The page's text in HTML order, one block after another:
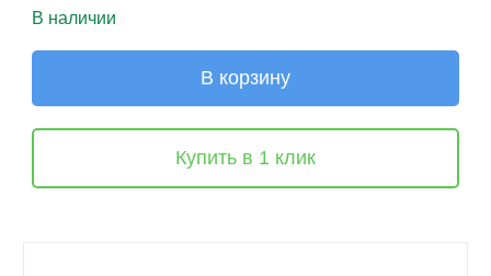
В наличии
В корзину
Купить в 1 клик